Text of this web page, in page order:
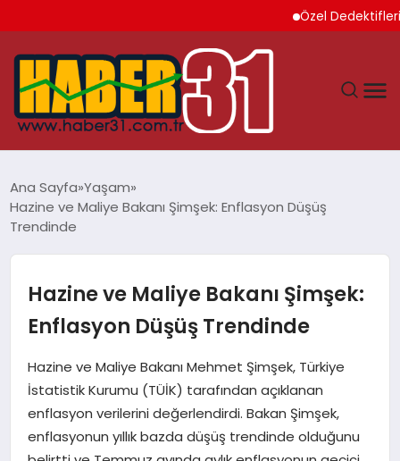
Özel Dedektiflerin
HATAY
GÜNDEM
MAGAZIN
SAĞLIK
Ana Sayfa Yaşam
Hazine ve Maliye Bakanı Şimşek: Enflasyon Düşüş
Trendinde
Hazine ve Maliye Bakanı Şimşek:
Enflasyon Düşüş Trendinde
Hazine ve Maliye Bakanı Mehmet Şimşek, Türkiye
İstatistik Kurumu (TÜİK) tarafından açıklanan
enflasyon verilerini değerlendirdi. Bakan Şimşek,
enflasyonun yıllık bazda düşüş trendinde olduğunu